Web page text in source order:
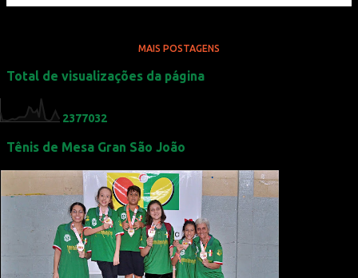
MAIS POSTAGENS
Total de visualizações da página
2377032
Tênis de Mesa Gran São João